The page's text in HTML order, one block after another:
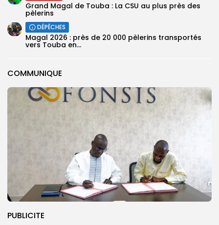
COMMUNIQUE
PUBLICITE
Grand Magal de Touba : La CSU au plus près des
pèlerins
DÉPÊCHES
Magal 2026 : près de 20 000 pèlerins transportés
vers Touba en...